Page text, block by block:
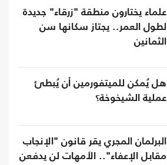
علماء يختارون منطقة "زرقاء" جديدة
لطول العمر.. يجتاز سكانها سن
الثمانين
هل يُمكن للميتفورمين أن يُبطئ
عملية الشيخوخة؟
البرلمان المجري يقر قانون "الإنجاب
مقابل الإعفاء".. الأمهات لن يدفعن